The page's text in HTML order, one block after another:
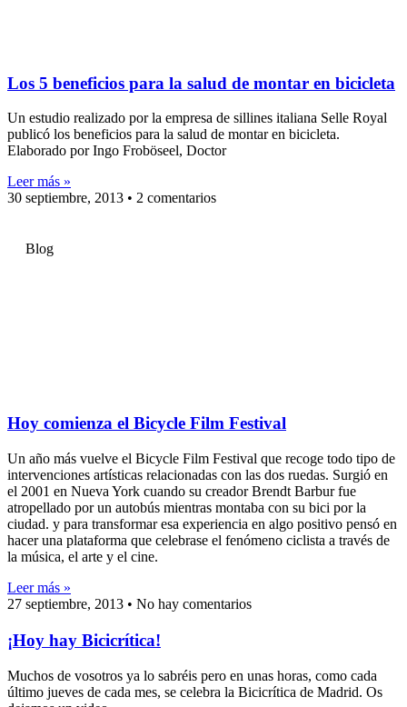
Los 5 beneficios para la salud de montar en bicicleta
Un estudio realizado por la empresa de sillines italiana Selle Royal
publicó los beneficios para la salud de montar en bicicleta.
Elaborado por Ingo Froböseel, Doctor
Leer más »
30 septiembre, 2013
2 comentarios
Blog
Hoy comienza el Bicycle Film Festival
Un año más vuelve el Bicycle Film Festival que recoge todo tipo de
intervenciones artísticas relacionadas con las dos ruedas. Surgió en
el 2001 en Nueva York cuando su creador Brendt Barbur fue
atropellado por un autobús mientras montaba con su bici por la
ciudad. y para transformar esa experiencia en algo positivo pensó en
hacer una plataforma que celebrase el fenómeno ciclista a través de
la música, el arte y el cine.
Leer más »
27 septiembre, 2013
No hay comentarios
¡Hoy hay Bicicrítica!
Muchos de vosotros ya lo sabréis pero en unas horas, como cada
último jueves de cada mes, se celebra la Bicicrítica de Madrid. Os